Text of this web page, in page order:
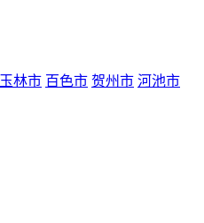
玉林市 百色市 贺州市 河池市